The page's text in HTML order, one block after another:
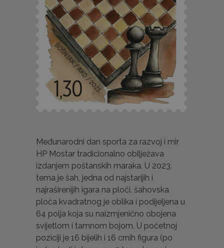
Međunarodni dan sporta za razvoj i mir
HP Mostar tradicionalno obilježava
izdanjem poštanskih maraka. U 2023.
tema je šah, jedna od najstarijih i
najraširenijih igara na ploči. šahovska
ploča kvadratnog je oblika i podijeljena u
64 polja koja su naizmjenično obojena
svijetlom i tamnom bojom. U početnoj
poziciji je 16 bijelih i 16 crnih figura (po